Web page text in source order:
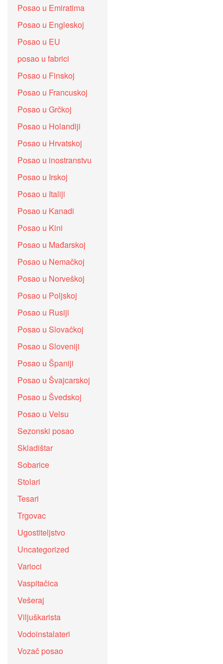
Posao u Emiratima
Posao u Engleskoj
Posao u EU
posao u fabrici
Posao u Finskoj
Posao u Francuskoj
Posao u Grčkoj
Posao u Holandiji
Posao u Hrvatskoj
Posao u inostranstvu
Posao u Irskoj
Posao u Italiji
Posao u Kanadi
Posao u Kini
Posao u Mađarskoj
Posao u Nemačkoj
Posao u Norveškoj
Posao u Poljskoj
Posao u Rusiji
Posao u Slovačkoj
Posao u Sloveniji
Posao u Španiji
Posao u Švajcarskoj
Posao u Švedskoj
Posao u Velsu
Sezonski posao
Skladištar
Sobarice
Stolari
Tesari
Trgovac
Ugostiteljstvo
Uncategorized
Varioci
Vaspitačica
Vešeraj
Viljuškarista
Vodoinstalateri
Vozač posao